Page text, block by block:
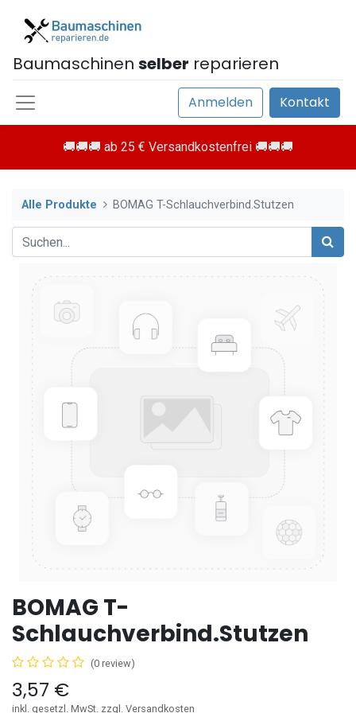
Baumaschinen selber reparieren
Anmelden Kontakt
🚚🚚🚚 ab 25 € Versandkostenfrei 🚚🚚🚚
Alle Produkte BOMAG T-Schlauchverbind.Stutzen
BOMAG T-
Schlauchverbind.Stutzen
(0 review)
3,57 €
inkl. gesetzl. MwSt. zzgl. Versandkosten